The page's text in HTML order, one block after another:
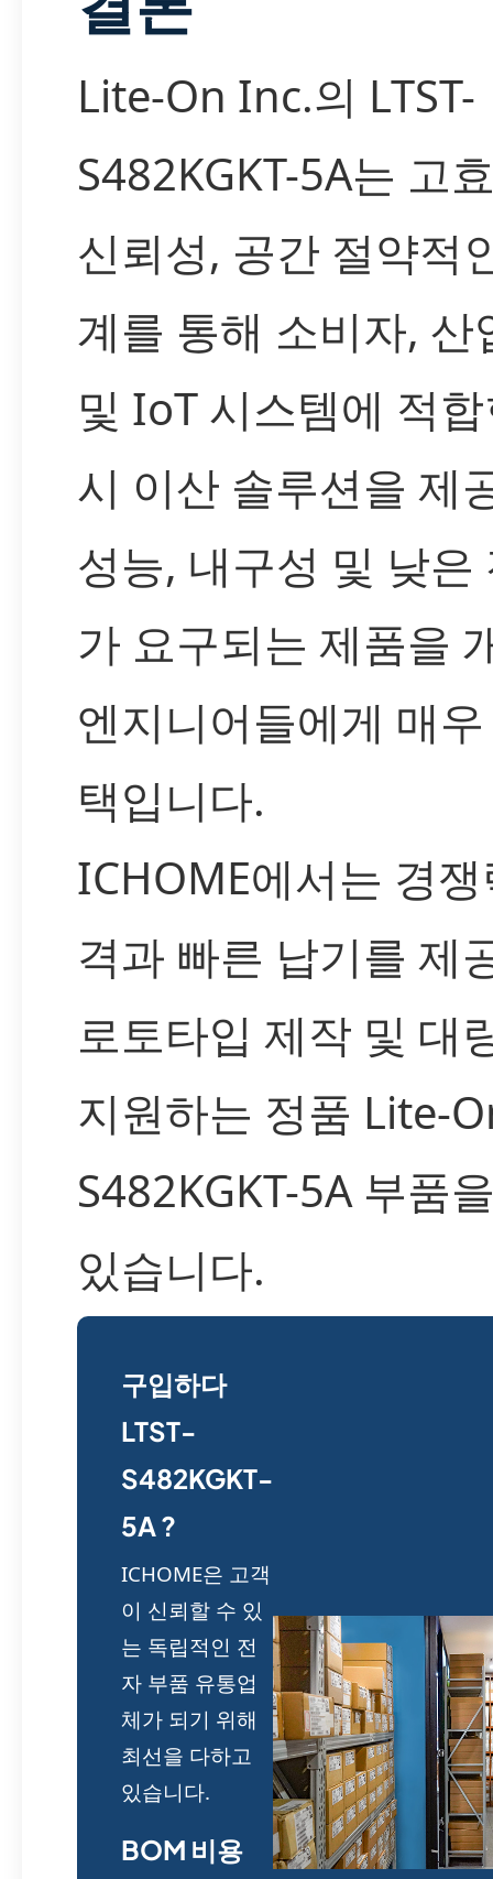
Lite-On Inc.의 LTST-
S482KGKT-5A는 고
신뢰성, 공간 절약적
계를 통해 소비자, 산
및 IoT 시스템에 적
시 이산 솔루션을 제
성능, 내구성 및 낮은
가 요구되는 제품을
엔지니어들에게 매
택입니다.
ICHOME에서는 경
격과 빠른 납기를 제
로토타입 제작 및 대
지원하는 정품 Lite-
S482KGKT-5A 부품
있습니다.
구입하다
LTST-
S482KGKT-
5A ?
ICHOME은 고객
이 신뢰할 수 있
는 독립적인 전
자 부품 유통업
체가 되기 위해
최선을 다하고
있습니다.
BOM 비용